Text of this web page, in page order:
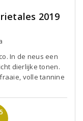
2019
In de neus een
dierlijke tonen.
volle tannine